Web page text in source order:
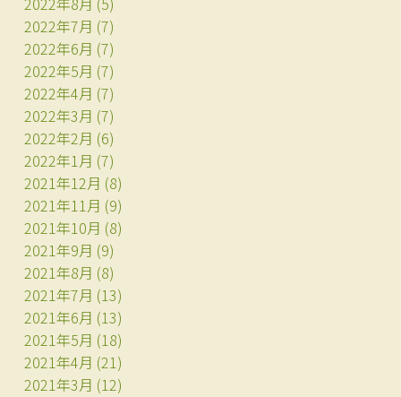
2022年7月 (7)
2022年6月 (7)
2022年5月 (7)
2022年4月 (7)
2022年3月 (7)
2022年2月 (6)
2022年1月 (7)
2021年12月 (8)
2021年11月 (9)
2021年10月 (8)
2021年9月 (9)
2021年8月 (8)
2021年7月 (13)
2021年6月 (13)
2021年5月 (18)
2021年4月 (21)
2021年3月 (12)